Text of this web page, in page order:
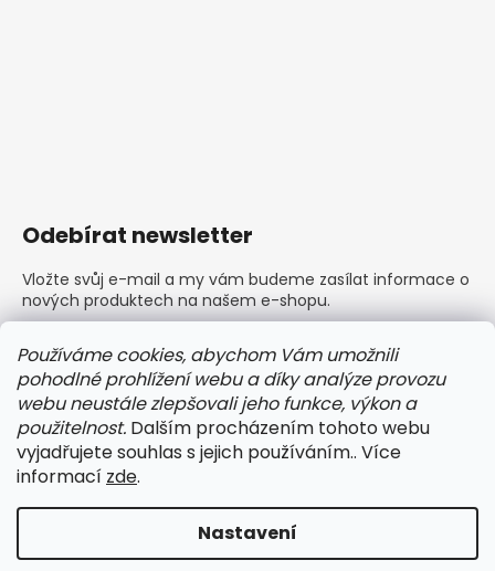
Používáme cookies, abychom Vám umožnili
pohodlné prohlížení webu a díky analýze provozu
webu neustále zlepšovali jeho funkce, výkon a
použitelnost. Dalším procházením tohoto webu
vyjadřujete souhlas s jejich používáním.. Více
informací zde.
Nastavení
Odebírat newsletter
Vložte svůj e-mail a my vám budeme zasílat informace o
nových produktech na našem e-shopu.
Vložením e-mailu souhlasíte spodmínkami ochrany
osobních údajů
PŘIHLÁSIT SE